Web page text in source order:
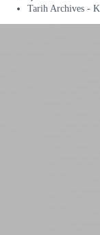
Tarih Archives -